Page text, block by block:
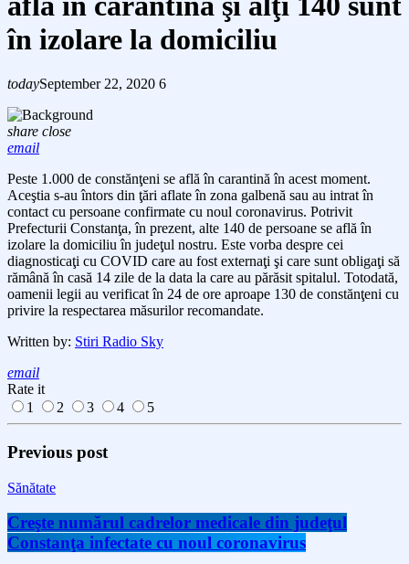
în izolare la domiciliu
todaySeptember 22, 2020 6
share close
email
Peste 1.000 de constănţeni se află în carantină în acest moment.
Aceştia s-au întors din ţări aflate în zona galbenă sau au intrat în
contact cu persoane confirmate cu noul coronavirus. Potrivit
Prefecturii Constanţa, în prezent, alte 140 de persoane se află în
izolare la domiciliu în judeţul nostru. Este vorba despre cei
diagnosticaţi cu COVID care au fost externaţi şi care sunt obligaţi să
rămână în casă 14 zile de la data la care au părăsit spitalul. Totodată,
oamenii legii au verificat în 24 de ore aproape 130 de constănţeni cu
privire la respectarea măsurilor recomandate.
Written by: Stiri Radio Sky
email
Rate it
1
2 3 4 5
Previous post
Sănătate
Creşte numărul cadrelor medicale din judeţul
Constanţa infectate cu noul coronavirus